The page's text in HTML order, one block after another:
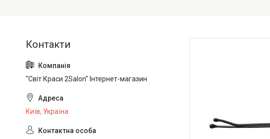
"Світ Краси 2Salon" Інтернет-магазин
Київ, Україна